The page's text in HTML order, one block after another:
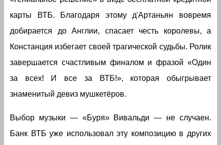
карты ВТБ. Благодаря этому д'Артаньян вовремя
добирается до Англии, спасает честь королевы, а
Констанция избегает своей трагической судьбы. Ролик
завершается счастливым финалом и фразой «Один
за всех! И все за ВТБ!», которая обыгрывает
знаменитый девиз мушкетёров.
Выбор музыки — «Буря» Вивальди — не случаен.
Банк ВТБ уже использовал эту композицию в других